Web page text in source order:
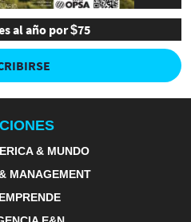
al año por $75
& MUNDO
MANAGEMENT